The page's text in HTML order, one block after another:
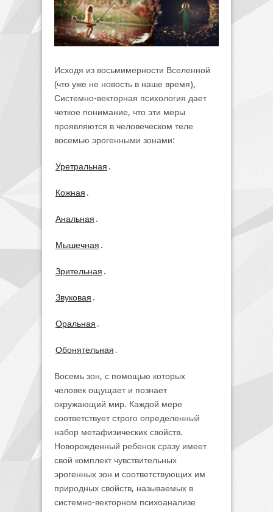
Исходя из восьмимерности Вселенной
(что уже не новость в наше время),
Системно-векторная психология дает
четкое понимание, что эти меры
проявляются в человеческом теле
восемью эрогенными зонами:
Уретральная .
Кожная .
Анальная .
Мышечная .
Зрительная .
Звуковая .
Оральная .
Обонятельная .
Восемь зон, с помощью которых
человек ощущает и познает
окружающий мир. Каждой мере
соответствует строго определенный
набор метафизических свойств.
Новорожденный ребенок сразу имеет
свой комплект чувствительных
эрогенных зон и соответствующих им
природных свойств, называемых в
системно-векторном психоанализе